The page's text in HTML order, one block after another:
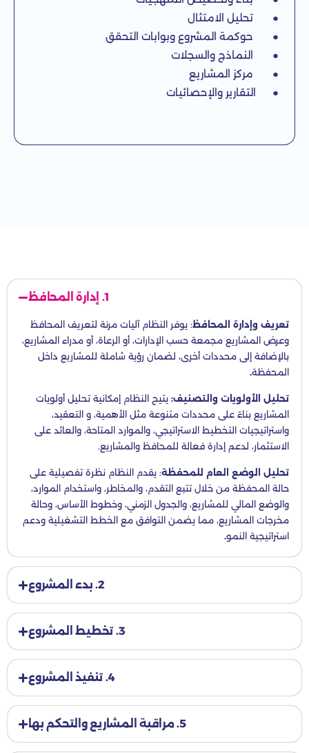
● تحليل الامتثال
● حوكمة المشروع وبوابات التحقق
● النماذج والسجلات
● مركز المشاريع
● التقارير والإحصائيات
1. إدارة المحافظ
تعريف وإدارة المحافظ: يوفر النظام آليات مرنة لتعريف المحافظ
وعرض المشاريع مجمعة حسب الإدارات، أو الرعاة، أو مدراء المشاريع،
بالإضافة إلى محددات أخرى، لضمان رؤية شاملة للمشاريع داخل
المحفظة.
تحليل الأولويات والتصنيف:يتيح النظام إمكانية تحليل أولويات
المشاريع بناءً على محددات متنوعة مثل الأهمية، و التعقيد،
واستراتيجيات التخطيط الاستراتيجي، والموارد المتاحة، والعائد على
الاستثمار، لدعم إدارة فعالة للمحافظ والمشاريع.
تحليل الوضع العام للمحفظة: يقدم النظام نظرة تفصيلية على
حالة المحفظة من خلال تتبع التقدم، والمخاطر، واستخدام الموارد،
والوضع المالي للمشاريع، والجدول الزمني، وخطوط الأساس، وحالة
مخرجات المشاريع، مما يضمن التوافق مع الخطط التشغيلية ودعم
استراتيجية النمو.
2. بدء المشروع
3. تخطيط المشروع
4. تنفيذ المشروع
5. مراقبة المشاريع والتحكم بها